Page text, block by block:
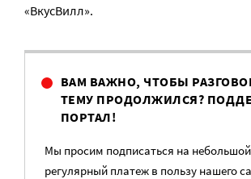
«ВкусВилл».
ВАМ ВАЖНО, ЧТОБЫ
ТЕМУ ПРОДОЛЖИЛСЯ?
ПОРТАЛ!
Мы просим подписаться на
регулярный платеж в пользу нашего